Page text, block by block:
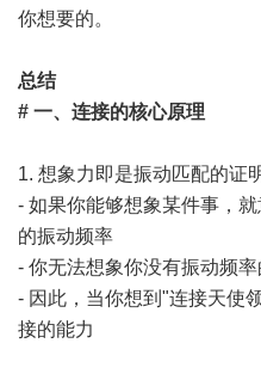
你想要的。
总结
# 一、连接的核心原理
1. 想象力即是振动匹配的证
- 如果你能够想象某件事，
的振动频率
- 你无法想象你没有振动频率
- 因此，当你想到"连接天使
接的能力